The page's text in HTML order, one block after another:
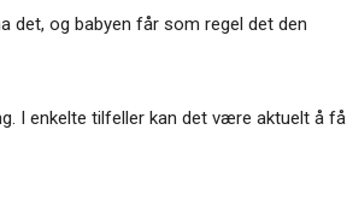
det, og babyen får som regel det den
I enkelte tilfeller kan det være aktuelt å få